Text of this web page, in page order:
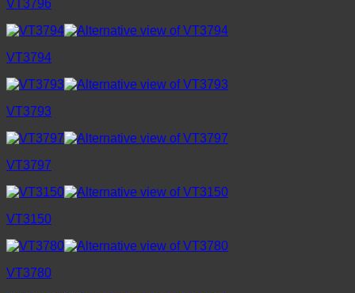
VT3796
VT3794
VT3793
VT3797
VT3150
VT3780